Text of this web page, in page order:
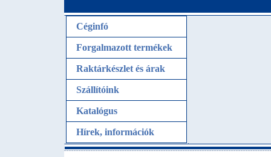
Céginfó
Forgalmazott termékek
Raktárkészlet és árak
Szállítóink
Katalógus
Hírek, információk